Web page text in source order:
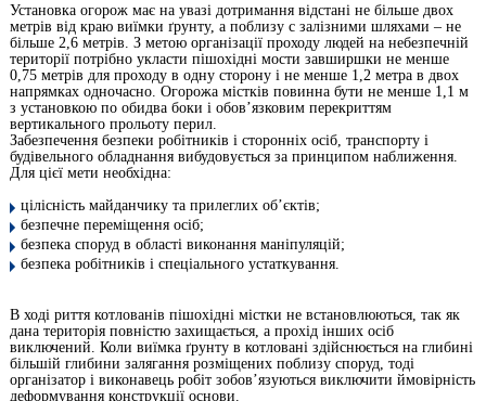
Установка огорож має на увазі дотримання відстані не більше двох
метрів від краю виїмки ґрунту, а поблизу с залізними шляхами – не
більше 2,6 метрів. З метою організації проходу людей на небезпечній
території потрібно укласти пішохідні мости завширшки не менше
0,75 метрів для проходу в одну сторону і не менше 1,2 метра в двох
напрямках одночасно. Огорожа містків повинна бути не менше 1,1 м
з установкою по обидва боки і обов’язковим перекриттям
вертикального прольоту перил.
Забезпечення безпеки робітників і сторонніх осіб, транспорту і
будівельного обладнання вибудовується за принципом наближення.
Для цієї мети необхідна:
цілісність майданчику та прилеглих об’єктів;
безпечне переміщення осіб;
безпека споруд в області виконання маніпуляцій;
безпека робітників і спеціального устаткування.
В ході риття котлованів пішохідні містки не встановлюються, так як
дана територія повністю захищається, а прохід інших осіб
виключений. Коли виїмка ґрунту в котловані здійснюється на глибині
більшій глибини залягання розміщених поблизу споруд, тоді
організатор і виконавець робіт зобов’язуються виключити ймовірність
деформування конструкції основи.